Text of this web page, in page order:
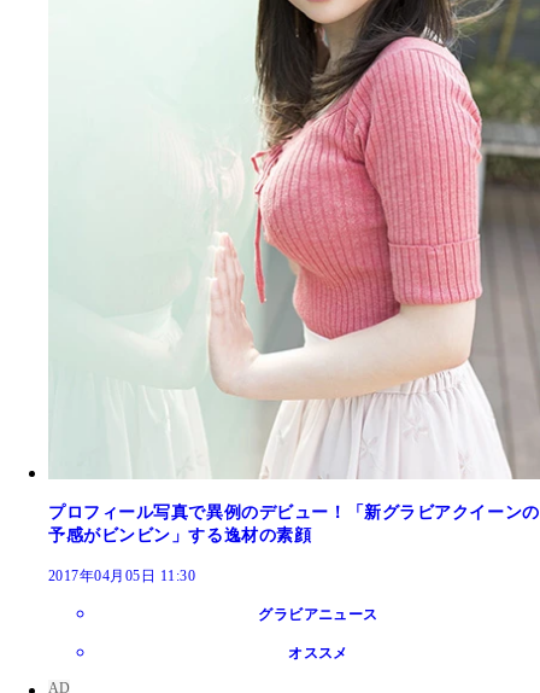
プロフィール写真で異例のデビュー！「新グラビアクイーンの
予感がビンビン」する逸材の素顔
2017年04月05日 11:30
グラビアニュース
オススメ